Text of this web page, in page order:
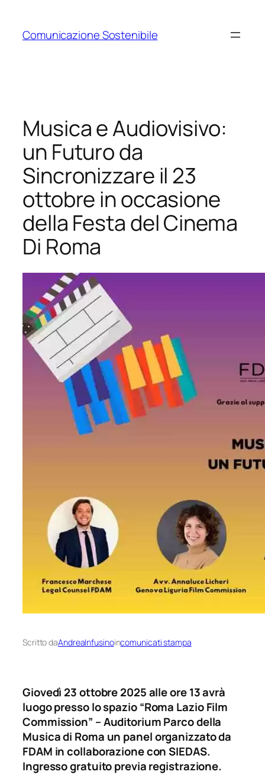
contenuto
Comunicazione Sostenibile
Musica e Audiovisivo:
un Futuro da
Sincronizzare il 23
ottobre in occasione
della Festa del Cinema
Di Roma
Scritto daAndreaInfusinoincomunicati stampa
Giovedì 23 ottobre 2025 alle ore 13 avrà
luogo pressolo spazio “Roma Lazio Film
Commission” – Auditorium Parco della
Musica di Roma un panel organizzato da
FDAM in collaborazione con SIEDAS.
Ingresso gratuito previa registrazione.